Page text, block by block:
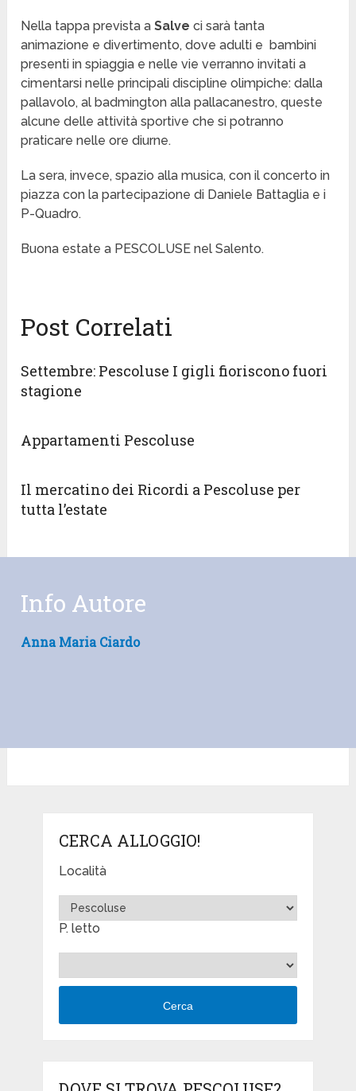
Nella tappa prevista aSalve ci sarà tanta
animazione e divertimento, dove adulti e bambini
presenti in spiaggia e nelle vie verranno invitati a
cimentarsi nelle principali discipline olimpiche: dalla
pallavolo, al badmington alla pallacanestro, queste
alcune delle attività sportive che si potranno
praticare nelle ore diurne.
La sera, invece, spazio alla musica, con il concerto in
piazza con la partecipazione di Daniele Battaglia e i
P-Quadro.
Buona estate a PESCOLUSE nel Salento.
Post Correlati
Settembre: Pescoluse I gigli fioriscono fuori
stagione
Appartamenti Pescoluse
Il mercatino dei Ricordi a Pescoluse per
tutta l’estate
Info Autore
Anna Maria Ciardo
CERCA ALLOGGIO!
Località
P. letto
Cerca